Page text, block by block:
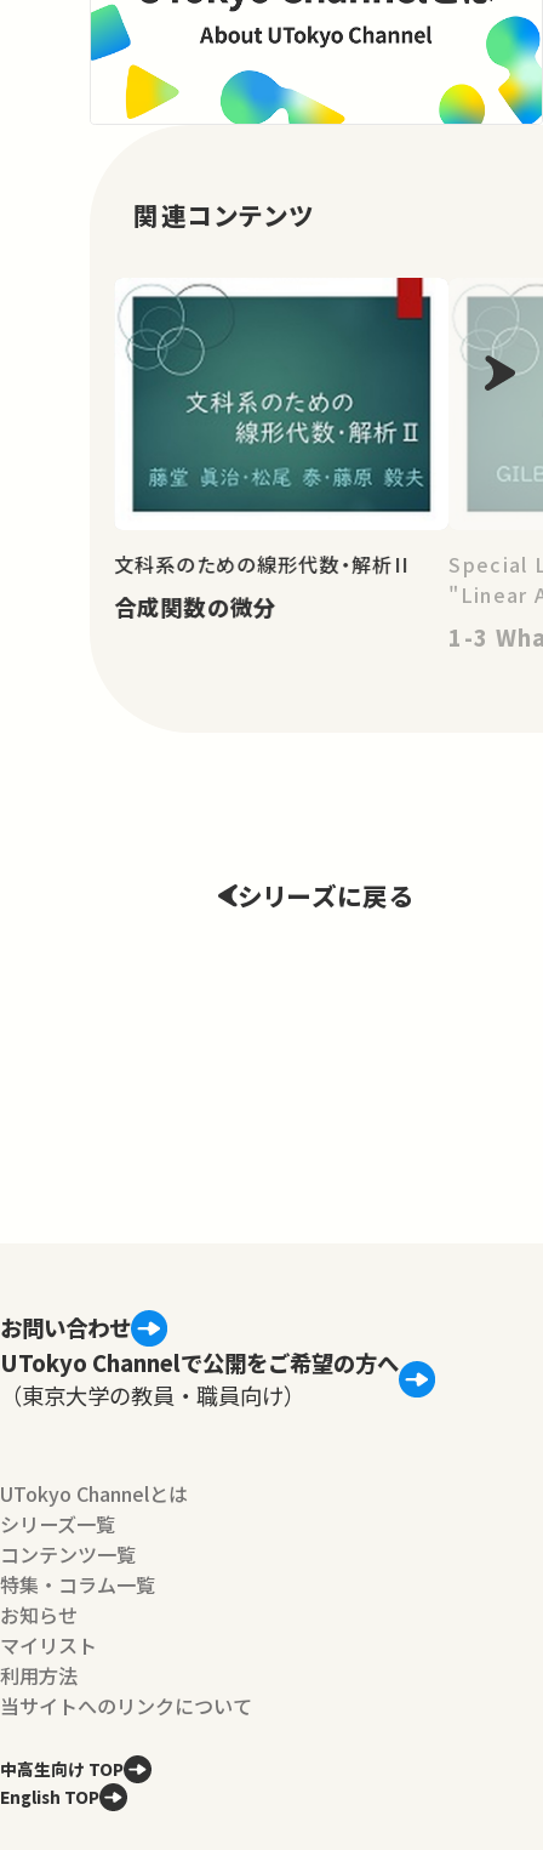
関連コンテンツ
文科系のための線形代数・解析II
合成関数の微分
Special
"Linear
1-3
シリーズに戻る
お問い合わせ
UTokyo Channelで公開をご希望の方へ
（東京大学の教員・職員向け）
UTokyo Channelとは
シリーズ一覧
コンテンツ一覧
特集・コラム一覧
お知らせ
マイリスト
利用方法
当サイトへのリンクについて
中高生向け TOP
English TOP